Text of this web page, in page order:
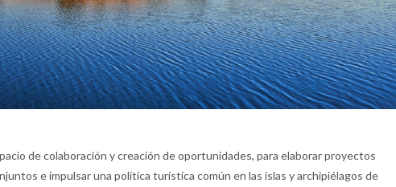
de colaboración y creación de oportunidades, para elaborar proyectos
e impulsar una política turística común en las islas y archipiélagos de